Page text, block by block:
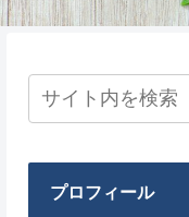
プロフィール